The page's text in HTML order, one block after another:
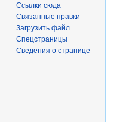
Ссылки сюда
Связанные правки
Загрузить файл
Спецстраницы
Сведения о странице